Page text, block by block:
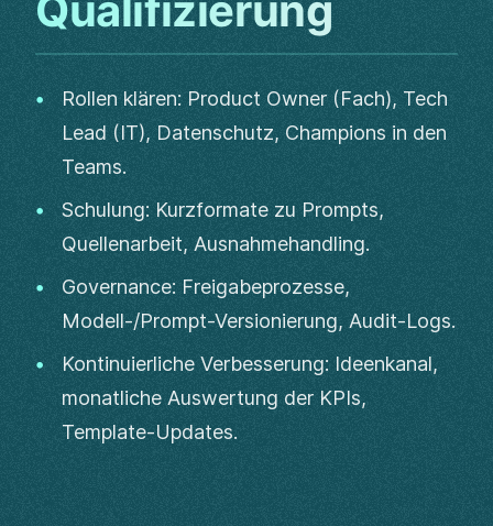
Rollen klären: Product Owner (Fach), Tech
Lead (IT), Datenschutz, Champions in den
Teams.
Schulung: Kurzformate zu Prompts,
Quellenarbeit, Ausnahmehandling.
Governance: Freigabeprozesse,
Modell-/Prompt-Versionierung, Audit-Logs.
Kontinuierliche Verbesserung: Ideenkanal,
monatliche Auswertung der KPIs,
Template-Updates.